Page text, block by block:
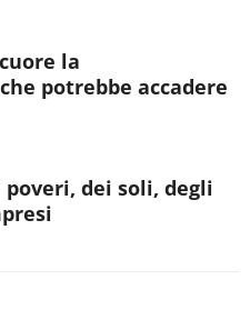
la
potrebbe accadere
poveri, dei soli, degli